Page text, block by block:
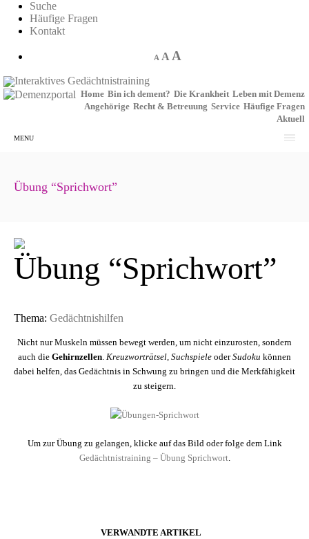
Suche
Häufige Fragen
Kontakt
A A A
Interaktives Gedächtnistraining
Home Bin ich dement? Die Krankheit Leben mit Demenz
Angehörige Recht & Betreuung Service Häufige Fragen
Aktuell
MENU
Übung “Sprichwort”
Übung “Sprichwort”
Thema: Gedächtnishilfen
Nicht nur Muskeln müssen bewegt werden, um nicht einzurosten, sondern
auch die Gehirnzellen Kreuzworträtsel, Suchspiele oderSudoku können
dabei helfen, das Gedächtnis in Schwung zu bringen und die Merkfähigkeit
zu steigern.
Um zur Übung zu gelangen, klicke auf das Bild oder folge dem Link
Gedächtnistraining – Übung Sprichwort.
VERWANDTE ARTIKEL